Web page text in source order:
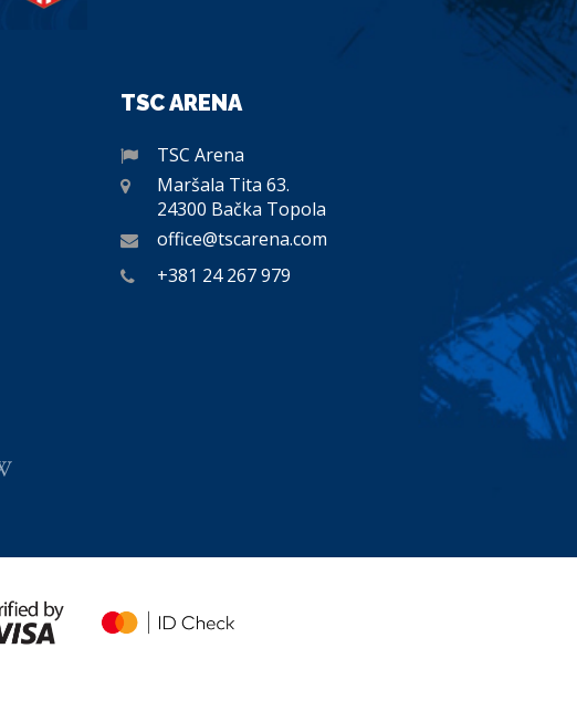
TSC ARENA
TSC Arena
Maršala Tita 63.
24300 Bačka Topola
office@tscarena.com
+381 24 267 979